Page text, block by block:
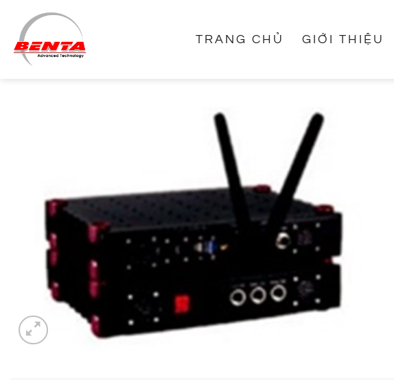
nội
dung
TRANG CHỦ GIỚI THIỆU